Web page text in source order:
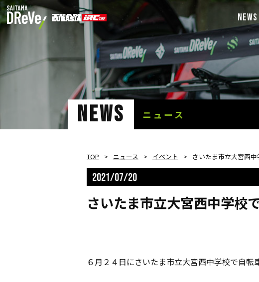
news
NEWS ニュース
TOP ニュース イベント さいたま市立大宮西
2021/07/20
さいたま市立大宮西中学校
６月２４日にさいたま市立大宮西中学校で自転